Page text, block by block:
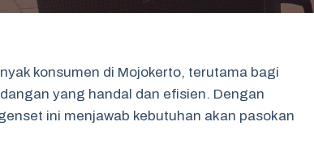
konsumen di Mojokerto, terutama bagi
yang handal dan efisien. Dengan
ini menjawab kebutuhan akan pasokan